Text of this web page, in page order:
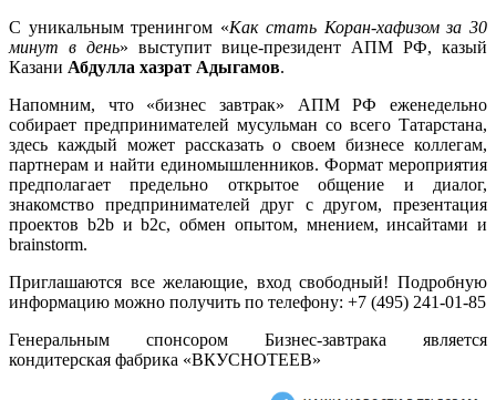
С уникальным тренингом «Как стать Коран-хафизом за 30
минут в день» выступит вице-президент АПМ РФ, казый
Казани Абдулла хазрат Адыгамов.
Напомним, что «бизнес завтрак» АПМ РФ еженедельно
собирает предпринимателей мусульман со всего Татарстана,
здесь каждый может рассказать о своем бизнесе коллегам,
партнерам и найти единомышленников. Формат мероприятия
предполагает предельно открытое общение и диалог,
знакомство предпринимателей друг с другом, презентация
проектов b2b и b2с, обмен опытом, мнением, инсайтами и
brainstorm.
Приглашаются все желающие, вход свободный! Подробную
информацию можно получить по телефону: +7 (495) 241-01-85
Генеральным спонсором Бизнес-завтрака является
кондитерская фабрика «ВКУСНОТЕЕВ»